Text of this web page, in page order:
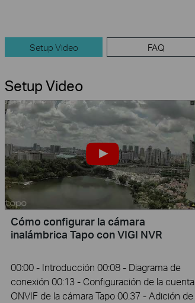
Setup Video FAQ
Setup Video
Cómo configurar la cámara
inalámbrica Tapo con VIGI NVR
00:00 - Introducción 00:08 - Diagrama de
conexión 00:13 - Configuración de la cuenta
ONVIF de la cámara Tapo 00:37 - Adición de